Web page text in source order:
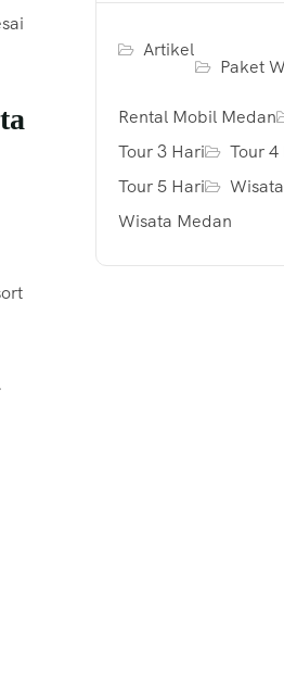
Artikel
Paket
Rental Mobil Medan
Tour 3 Hari
Tour 4
Tour 5 Hari
Wisata Medan